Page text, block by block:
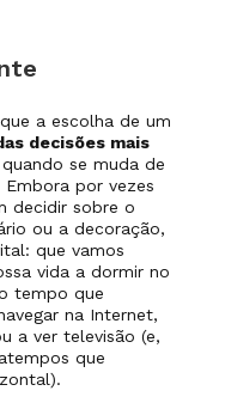
a escolha de um
decisões mais
se muda de
por vezes
decidir sobre o
ou a decoração,
que vamos
vida a dormir no
tempo que
na Internet,
a ver televisão (e,
que